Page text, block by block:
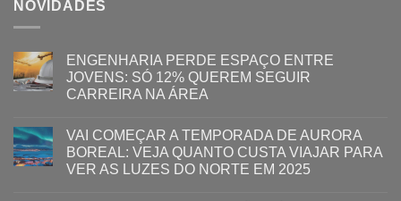
NOVIDADES
ENGENHARIA PERDE ESPAÇO ENTRE
JOVENS: SÓ 12% QUEREM SEGUIR
CARREIRA NA ÁREA
VAI COMEÇAR A TEMPORADA DE AURORA
BOREAL: VEJA QUANTO CUSTA VIAJAR PARA
VER AS LUZES DO NORTE EM 2025